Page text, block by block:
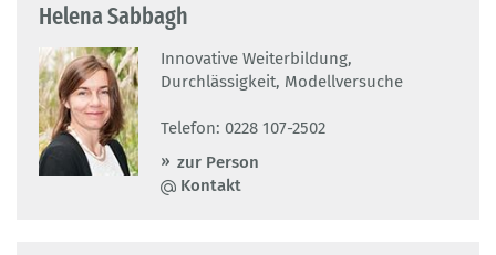
Helena Sabbagh
Innovative Weiterbildung,
Durchlässigkeit, Modellversuche
Telefon: 0228 107-2502
zur Person
Kontakt